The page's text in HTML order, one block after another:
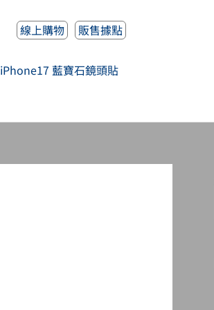
線上購物 販售據點
iPhone17 藍寶石鏡頭貼